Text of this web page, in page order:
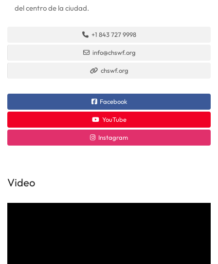
del centro de la ciudad.
+1 843 727 9998
info@chswf.org
chswf.org
Facebook
YouTube
Instagram
Video